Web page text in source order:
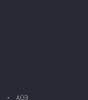
• AGB